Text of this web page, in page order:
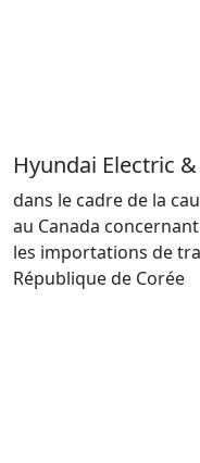
Hyundai Electric
dans le cadre de la
au Canada
les importations de
République de Corée